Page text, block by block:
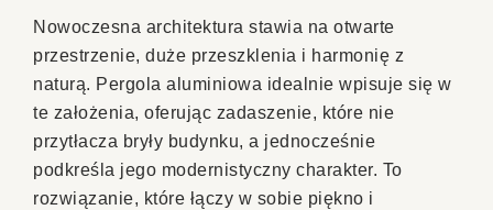
Nowoczesna architektura stawia na otwarte
przestrzenie, duże przeszklenia i harmonię z
naturą. Pergola aluminiowa idealnie wpisuje się w
te założenia, oferując zadaszenie, które nie
przytłacza bryły budynku, a jednocześnie
podkreśla jego modernistyczny charakter. To
rozwiązanie, które łączy w sobie piękno i